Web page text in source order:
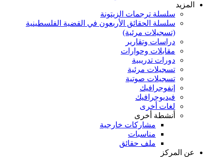
المزيد
سلسلة ترجمات الزيتونة
سلسلة الحقائق الأربعون في القضية الفلسطينية
(تسجيلات مرئية)
دراسات وتقارير
مقابلات وحوارات
دورات تدريبية
تسجيلات مرئية
تسجيلات صوتية
إنفوجرافيك
فيديوجرافيك
لغات أخرى
أنشطة أخرى
مشاركات خارجية
مناسبات
ملف حقائق
عن المركز